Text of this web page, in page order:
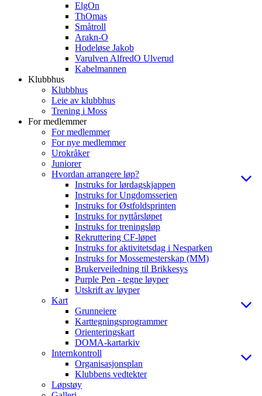
ElgOn
ThOmas
Småtroll
Arakn-O
Hodeløse Jakob
Varulven AlfredO Ulverud
Kabelmannen
Klubbhus
Klubbhus
Leie av klubbhus
Trening i Moss
For medlemmer
For medlemmer
For nye medlemmer
Urokråker
Juniorer
Hvordan arrangere løp?
Instruks for lørdagskjappen
Instruks for Ungdomsserien
Instruks for Østfoldsprinten
Instruks for nyttårsløpet
Instruks for treningsløp
Rekruttering CF-løpet
Instruks for aktivitetsdag i Nesparken
Instruks for Mossemesterskap (MM)
Brukerveiledning til Brikkesys
Purple Pen - tegne løyper
Utskrift av løyper
Kart
Grunneiere
Karttegningsprogrammer
Orienteringskart
DOMA-kartarkiv
Internkontroll
Organisasjonsplan
Klubbens vedtekter
Løpstøy